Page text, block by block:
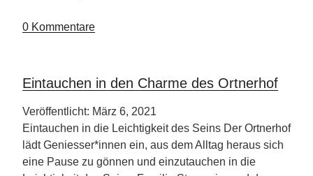
Therme
0 Kommentare
Eintauchen in den Charme des Ortnerhof
Veröffentlicht: März 6, 2021
Eintauchen in die Leichtigkeit des Seins Der Ortnerhof
lädt Geniesser*innen ein, aus dem Alltag heraus sich
eine Pause zu gönnen und einzutauchen in die